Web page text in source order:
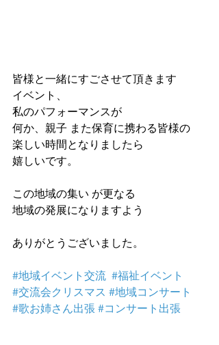
皆様と一緒にすごさせて頂きます
イベント、
私のパフォーマンスが
何か、親子 また保育に携わる皆様の
楽しい時間となりましたら
嬉しいです。
この地域の集い が更なる
地域の発展になりますよう
ありがとうございました。
#地域イベント交流 #福祉イベント
#交流会クリスマス #地域コンサート
#歌お姉さん出張 #コンサート出張